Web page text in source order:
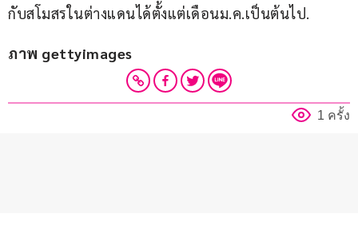
กับสโมสรในต่างแดนได้ตั้งแต่เดือนม.ค.เป็นต้นไป.
ภาพ gettyimages
1 ครั้ง